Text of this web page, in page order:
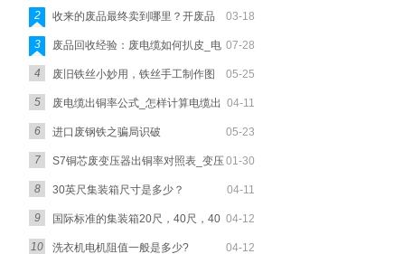
03-18
2 收来的废品最终卖到哪里？开废品
07-28
3 废品回收经验：废电缆如何扒皮_电
05-25
4 废旧铁丝小妙用，铁丝手工制作图
04-11
5 废电缆出铜率公式_怎样计算电缆出
05-23
6 进口废钢铁之骗局识破
01-30
7 S7铜芯废变压器出铜率对照表_变压
04-11
8 30英尺集装箱尺寸是多少？
04-12
9 国际标准的集装箱20尺，40尺，40
04-12
10 洗衣机电机阻值一般是多少?